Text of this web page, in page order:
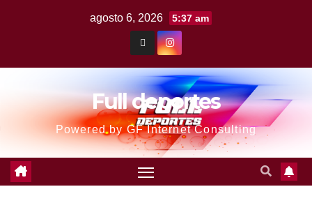
agosto 6, 2026 5:37 am
Full deportes
Powered by GF Internet Consulting